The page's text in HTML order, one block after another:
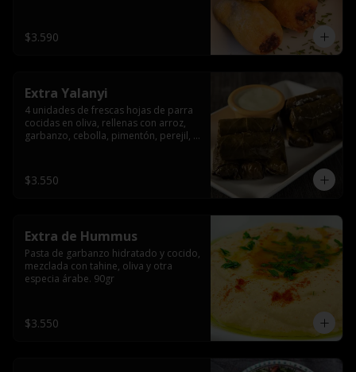
$3.590
Extra Yalanyi
4 unidades de frescas hojas de parra
cocidas en oliva, rellenas con arroz,
garbanzo, cebolla, pimentón, perejil,
$3.550
Extra de Hummus
Pasta de garbanzo hidratado y cocido,
mezclada con tahine, oliva y otra
especia árabe. 90gr
$3.550